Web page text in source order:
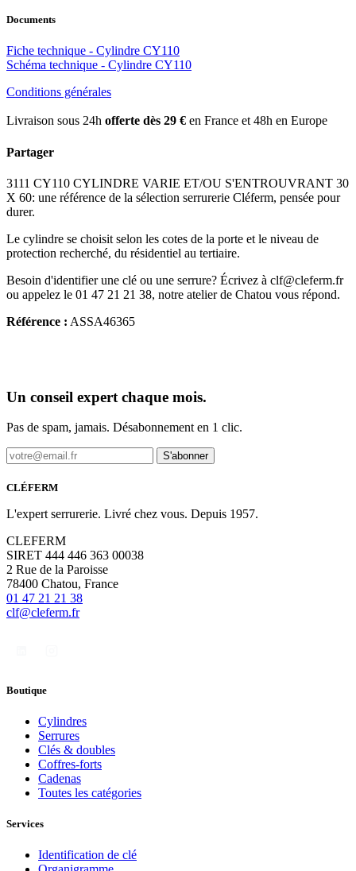
Documents
Fiche technique - Cylindre CY110
Schéma technique - Cylindre CY110
Conditions générales
Livraison sous 24h offerte dès 29 € en France et 48h en Europe
Partager
3111 CY110 CYLINDRE VARIE ET/OU S'ENTROUVRANT 30
X 60: une référence de la sélection serrurerie Cléferm, pensée pour
durer.
Le cylindre se choisit selon les cotes de la porte et le niveau de
protection recherché, du résidentiel au tertiaire.
Besoin d'identifier une clé ou une serrure? Écrivez à clf@cleferm.fr
ou appelez le 01 47 21 21 38, notre atelier de Chatou vous répond.
Référence : ASSA46365
Un conseil expert chaque mois.
Pas de spam, jamais. Désabonnement en 1 clic.
S'abonner
CLÉFERM
L'expert serrurerie. Livré chez vous. Depuis 1957.
CLEFERM
SIRET 444 446 363 00038
2 Rue de la Paroisse
78400 Chatou, France
01 47 21 21 38
clf@cleferm.fr
Boutique
Cylindres
Serrures
Clés & doubles
Coffres-forts
Cadenas
Toutes les catégories
Services
Identification de clé